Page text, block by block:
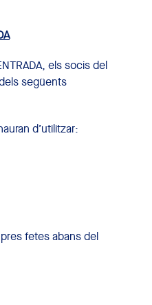
els socis del
següents
d’utilitzar:
fetes abans del